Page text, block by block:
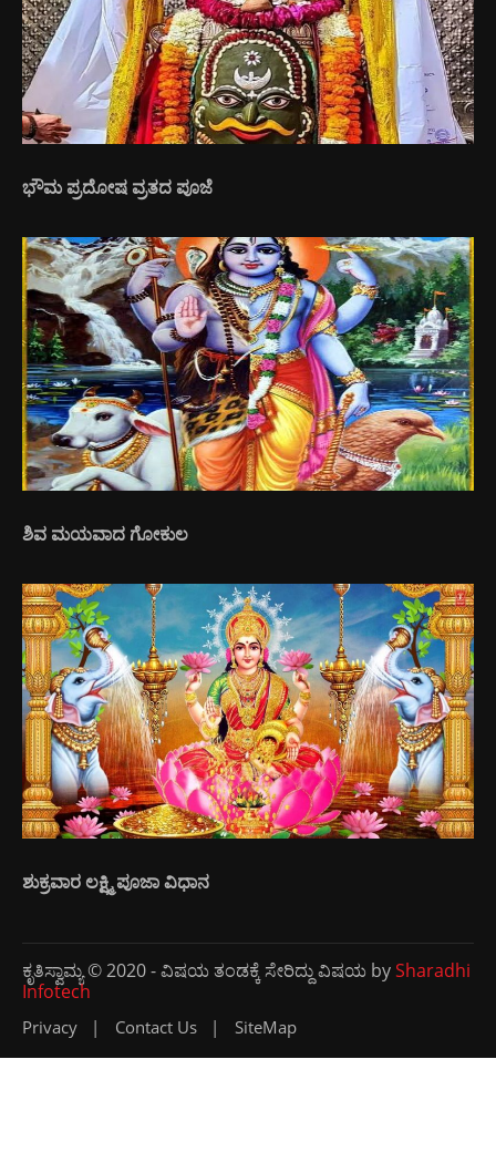
ಭೌಮ ಪ್ರದೋಷ ವ್ರತದ ಪೂಜೆ
ಶಿವ ಮಯವಾದ ಗೋಕುಲ
ಶುಕ್ರವಾರ ಲಕ್ಷ್ಮಿ ಪೂಜಾ ವಿಧಾನ
ಕೃತಿಸ್ವಾಮ್ಯ © 2020 - ವಿಷಯ ತಂಡಕ್ಕೆ ಸೇರಿದ್ದು ವಿಷಯ bySharadhi
Infotech
Privacy Contact Us SiteMap